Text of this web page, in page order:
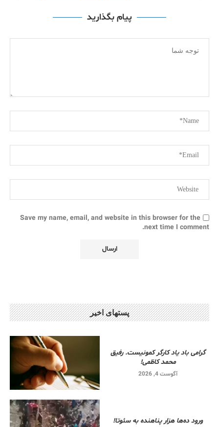
پیام بگذارید
Save my name, email, and website in this browser for the
next time I comment.
پستهای اخیر
گرامی باد یاد کارگر کمونیست. رفیق
محمد کاظمی!
آگوست 4, 2026
ورود ده‌ها هزار پناهنده به سئوتا!